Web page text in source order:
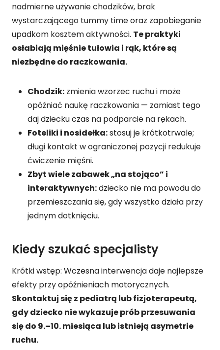
nadmierne używanie chodzików, brak
wystarczającego tummy time oraz zapobieganie
upadkom kosztem aktywności. Te praktyki
osłabiają mięśnie tułowia i rąk, które są
niezbędne do raczkowania.
Chodzik: zmienia wzorzec ruchu i może
opóźniać naukę raczkowania — zamiast tego
daj dziecku czas na podparcie na rękach.
Foteliki i nosidełka:stosuj je krótkotrwale;
długi kontakt w ograniczonej pozycji redukuje
ćwiczenie mięśni.
Zbyt wiele zabawek „na stojąco” i
interaktywnych:dziecko nie ma powodu do
przemieszczania się, gdy wszystko działa przy
jednym dotknięciu.
Kiedy szukać specjalisty
Krótki wstęp: Wczesna interwencja daje najlepsze
efekty przy opóźnieniach motorycznych.
Skontaktuj się z pediatrą lub fizjoterapeutą,
gdy dziecko nie wykazuje prób przesuwania
się do 9.–10. miesiąca lub istnieją asymetrie
ruchu.